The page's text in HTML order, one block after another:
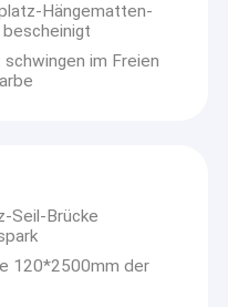
Hängematten-
im Freien
Seil-Brücke
120*2500mm der